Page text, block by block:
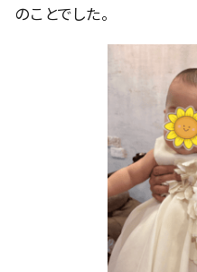
のことでした。